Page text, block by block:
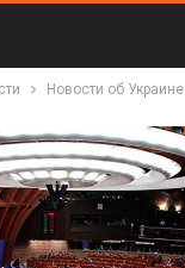
Новости об Украине